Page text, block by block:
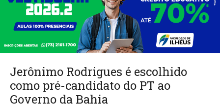
Jerônimo Rodrigues é escolhido
como pré-candidato do PT ao
Governo da Bahia